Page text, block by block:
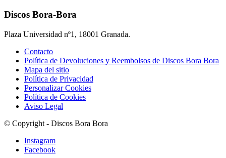
Discos Bora-Bora
Plaza Universidad nº1, 18001 Granada.
Contacto
Política de Devoluciones y Reembolsos de Discos Bora Bora
Mapa del sitio
Política de Privacidad
Personalizar Cookies
Política de Cookies
Aviso Legal
© Copyright - Discos Bora Bora
Instagram
Facebook